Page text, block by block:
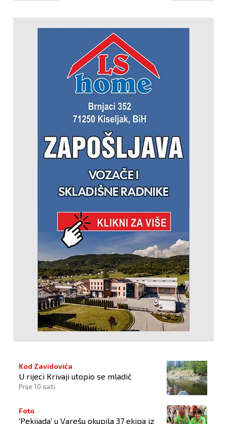
Kod Zavidovića
U rijeci Krivaji utopio se mladić
Prije 10 sati
Foto
'Pekijada' u Varešu okupila 37 ekipa iz